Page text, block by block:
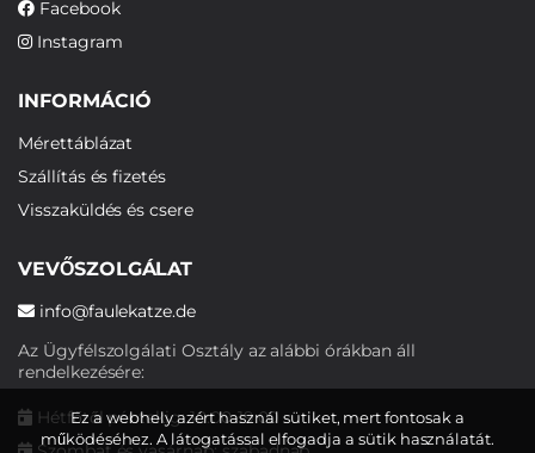
Facebook
Instagram
INFORMÁCIÓ
Mérettáblázat
Szállítás és fizetés
Visszaküldés és csere
VEVŐSZOLGÁLAT
info@faulekatze.de
Az Ügyfélszolgálati Osztály az alábbi órákban áll
rendelkezésére:
Hétfőtől péntekig: 10:00-19:00
Ez a webhely azért használ sütiket, mert fontosak a
működéséhez. A látogatással elfogadja a sütik használatát.